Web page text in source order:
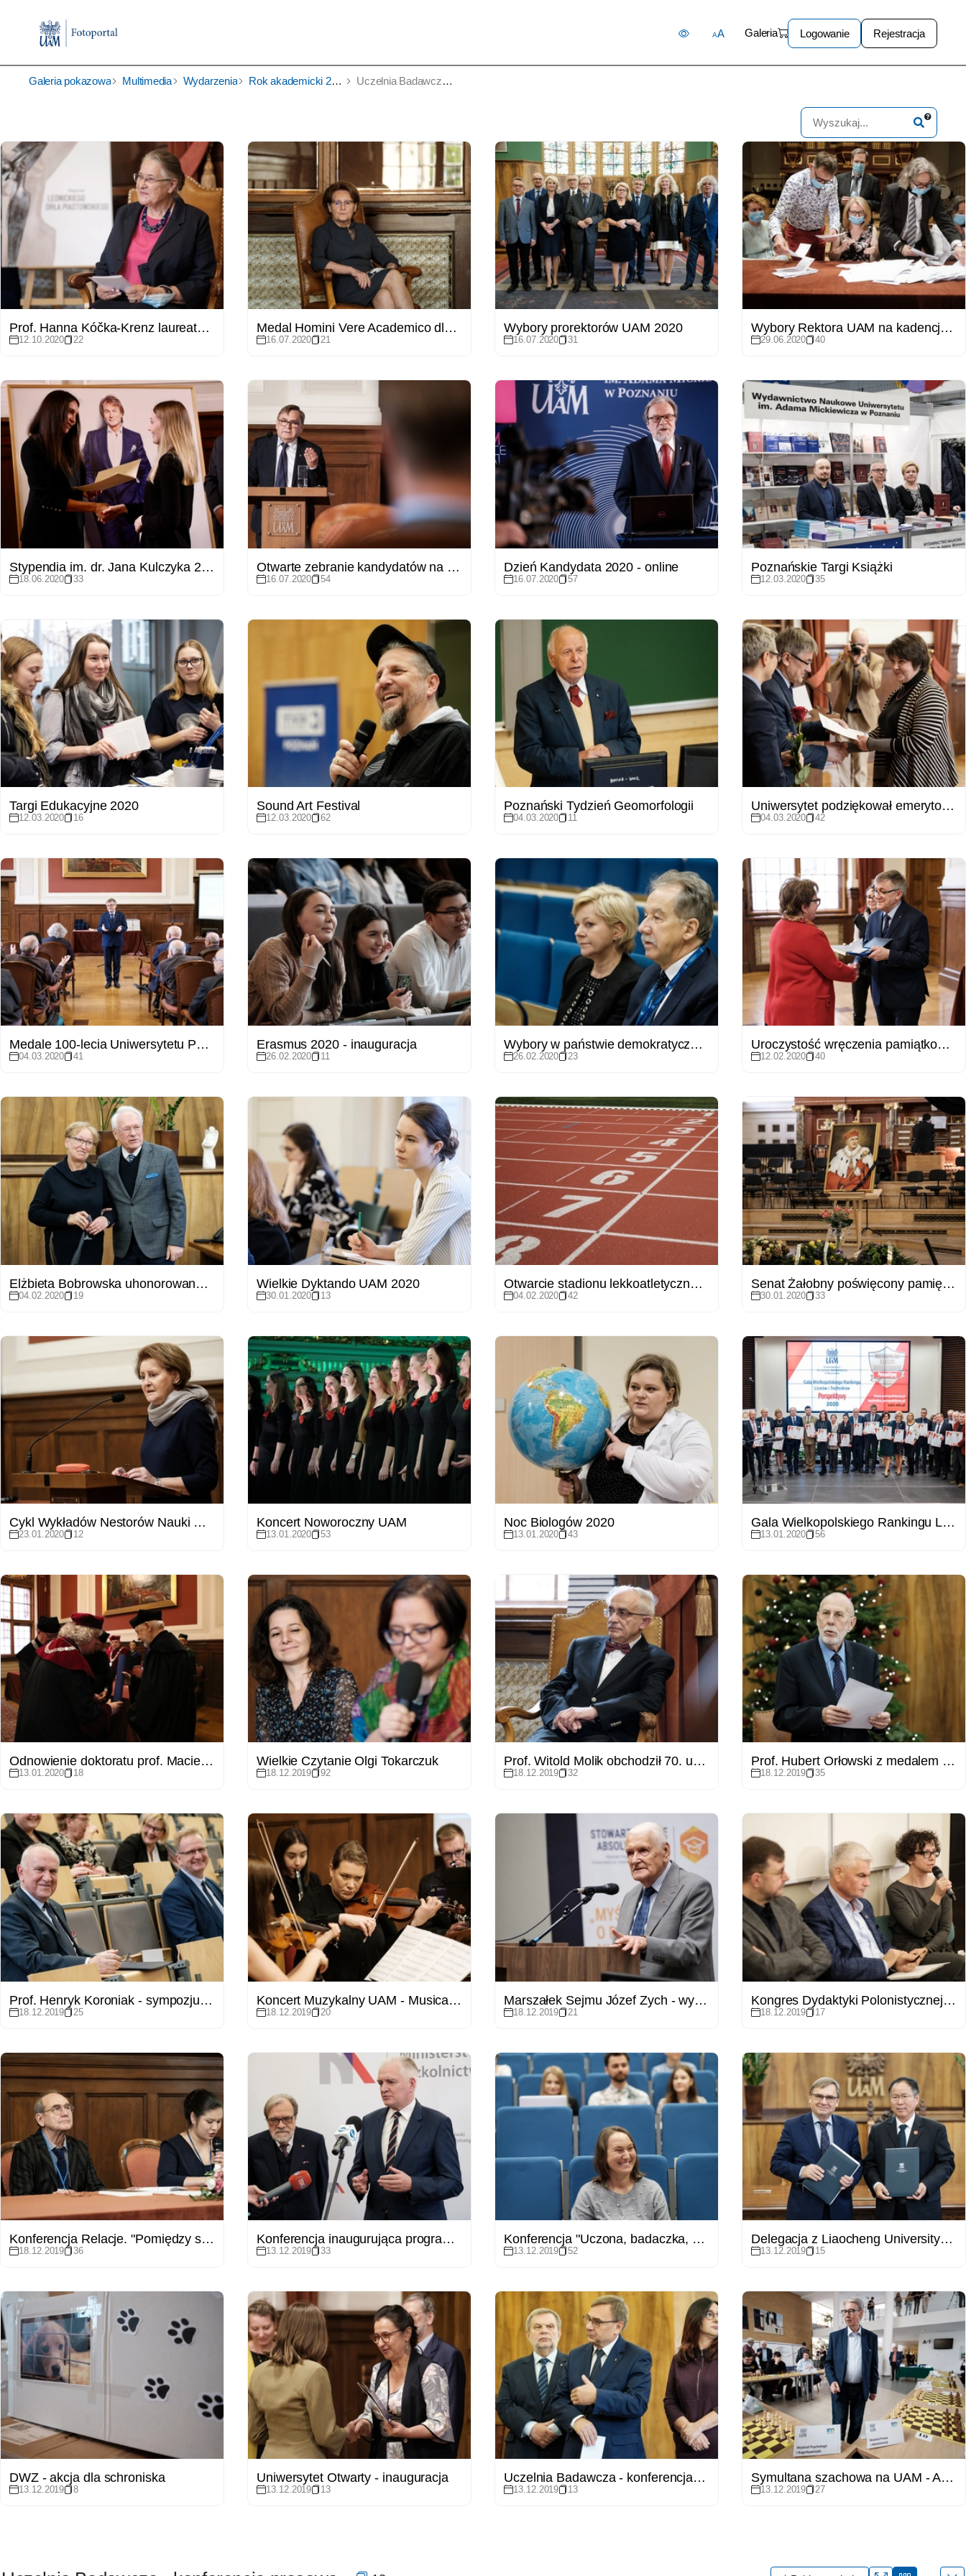
AA Galeria Logowanie Rejestracja
Galeria pokazowa Multimedia Wydarzenia Rok akademicki 2019/2020 Uczelnia Badawcza - konferencja prasowa
Prof. Hanna Kóčka-Krenz laureatką Lednickiego Orła Piastowskiego
12.10.2020 22
Medal Homini Vere Academico dla prof. Sławomiry Wronkowskiej-Jaśkiewicz
16.07.2020 21
Wybory prorektorów UAM 2020
16.07.2020 31
Wybory Rektora UAM na kadencję 2020-2024
29.06.2020 40
Stypendia im. dr. Jana Kulczyka 2020
18.06.2020 33
Otwarte zebranie kandydatów na rektora UAM z pracownikami
16.07.2020 54
Dzień Kandydata 2020 - online
16.07.2020 57
Poznańskie Targi Książki
12.03.2020 35
Targi Edukacyjne 2020
12.03.2020 16
Sound Art Festival
12.03.2020 62
Poznański Tydzień Geomorfologii
04.03.2020 11
Uniwersytet podziękował emerytowanym pracownikom
04.03.2020 42
Medale 100-lecia Uniwersytetu Poznańskiego
04.03.2020 41
Erasmus 2020 - inauguracja
26.02.2020 11
Wybory w państwie demokratycznym - konferencja WNPiD
26.02.2020 23
Uroczystość wręczenia pamiątkowych Medali 100-lecia
12.02.2020 40
Elżbieta Bobrowska uhonorowana Medalem Za Zasługi dla UAM
04.02.2020 19
Wielkie Dyktando UAM 2020
30.01.2020 13
Otwarcie stadionu lekkoatletycznego na Morasku
04.02.2020 42
Senat Żałobny poświęcony pamięci prof. Stanisława Lorenca
30.01.2020 33
Cykl Wykładów Nestorów Nauki w Sali Lubrańskiego - prof. Sławomira Wronkowska-Jaśkiewicz
23.01.2020 12
Koncert Noworoczny UAM
13.01.2020 53
Noc Biologów 2020
13.01.2020 43
Gala Wielkopolskiego Rankingu Liceów i Techników Perspektywy 2020
13.01.2020 56
Odnowienie doktoratu prof. Macieja Zielińskiego
13.01.2020 18
Wielkie Czytanie Olgi Tokarczuk
18.12.2019 92
Prof. Witold Molik obchodził 70. urodziny
18.12.2019 32
Prof. Hubert Orłowski z medalem Homini Vere Academico
18.12.2019 35
Prof. Henryk Koroniak - sympozjum z okazji 70. urodzin
18.12.2019 25
Koncert Muzykalny UAM - Musica Maxima
18.12.2019 20
Marszałek Sejmu Józef Zych - wykład otwarty WPiA
18.12.2019 21
Kongres Dydaktyki Polonistycznej na WFPiK
18.12.2019 17
Konferencja Relacje. "Pomiędzy słowem, dźwiękiem i obrazem. Stulecie kontaktów dyplomatycznych między Polską i Japonią"
18.12.2019 36
Konferencja inaugurująca program „Inicjatywa Doskonałości – Uczelnia Badawcza”
13.12.2019 33
Konferencja "Uczona, badaczka, naukowczyni - feminatywy w dyskursie akademickim"
13.12.2019 52
Delegacja z Liaocheng University (Chiny)
13.12.2019 15
DWZ - akcja dla schroniska
13.12.2019 8
Uniwersytet Otwarty - inauguracja
13.12.2019 13
Uczelnia Badawcza - konferencja prasowa
13.12.2019 13
Symultana szachowa na UAM - Arcymistrz Włodzimierz Schmidt
13.12.2019 27